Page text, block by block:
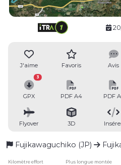
J'aime Favoris Avis
GPX
3
PDF A4 PDF
Flyover 3D
Fujikawaguchiko (JP)
Kilomètre effort Plus longue montée